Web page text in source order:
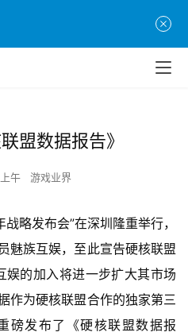
盟数据报告》
午 游戏业界
略发布会”在深圳隆重举行，
魅族互娱，至此宣告硬核联盟
的加入将进一步扩大其市场
作为硬核联盟合作的独家第三
磅发布了《硬核联盟数据报